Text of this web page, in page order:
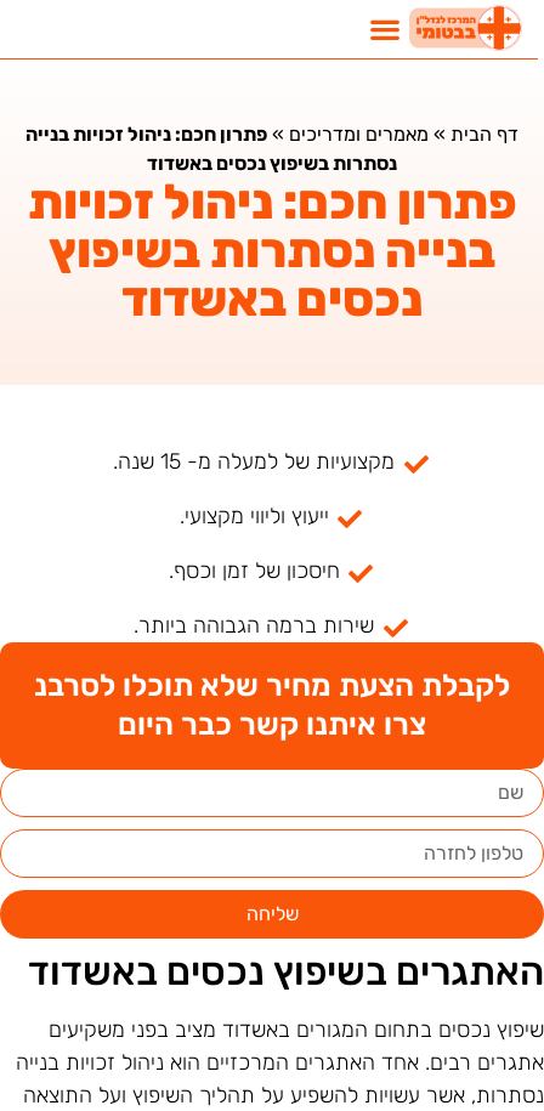
דף הבית»מאמרים ומדריכים»פתרון חכם: ניהול זכויות בנייה
נסתרות בשיפוץ נכסים באשדוד
פתרון חכם: ניהול זכויות
בנייה נסתרות בשיפוץ
נכסים באשדוד
מקצועיות של למעלה מ- 15 שנה.
ייעוץ וליווי מקצועי.
חיסכון של זמן וכסף.
שירות ברמה הגבוהה ביותר.
לקבלת הצעת מחיר שלא תוכלו לסרבנ
צרו איתנו קשר כבר היום
שליחה
בשיפוץ נכסים באשדוד
נכסים בתחום המגורים באשדוד מציב בפני משקיעים
רבים. אחד האתגרים המרכזיים הוא ניהול זכויות בנייה
אשר עשויות להשפיע על תהליך השיפוץ ועל התוצאה